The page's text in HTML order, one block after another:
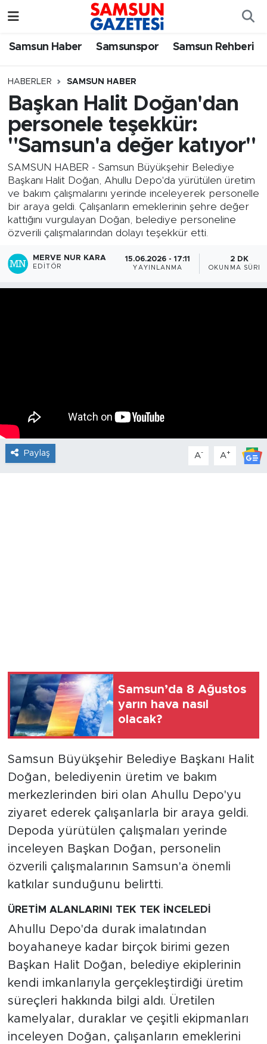
Samsun Haber Samsunspor Samsun Rehberi
HABERLER SAMSUN HABER
Başkan Halit Doğan'dan
personele teşekkür:
"Samsun'a değer katıyor"
SAMSUN HABER - Samsun Büyükşehir Belediye
Başkanı Halit Doğan, Ahullu Depo'da yürütülen üretim
ve bakım çalışmalarını yerinde inceleyerek personelle
bir araya geldi. Çalışanların emeklerinin şehre değer
kattığını vurgulayan Doğan, belediye personeline
özverili çalışmalarından dolayı teşekkür etti.
MERVE NUR KARA
EDITÖR
15.06.2026 - 17:11
YAYINLANMA
2 DK
OKUNMA
Paylaş A- A+
Samsun’da 8 Ağustos
yarın hava nasıl
olacak?
Samsun Büyükşehir Belediye Başkanı Halit
Doğan, belediyenin üretim ve bakım
merkezlerinden biri olan Ahullu Depo'yu
ziyaret ederek çalışanlarla bir araya geldi.
Depoda yürütülen çalışmaları yerinde
inceleyen Başkan Doğan, personelin
özverili çalışmalarının Samsun'a önemli
katkılar sunduğunu belirtti.
ÜRETİM ALANLARINI TEK TEK İNCELEDİ
Ahullu Depo'da durak imalatından
boyahaneye kadar birçok birimi gezen
Başkan Halit Doğan, belediye ekiplerinin
kendi imkanlarıyla gerçekleştirdiği üretim
süreçleri hakkında bilgi aldı. Üretilen
kamelyalar, duraklar ve çeşitli ekipmanları
inceleyen Doğan, çalışanların emeklerini
Samsun Haber
Samsun Rehberi
Resmi İlanlar
Samsun Nöbetçi Eczaneler
SAMSUN Namaz Vakitleri
Samsun Trafik Yoğunluk Haritası
Süper Lig Puan Durumu ve Fikstür
Tüm Manşetler
Son Dakika Haberleri
Haber Arşivi